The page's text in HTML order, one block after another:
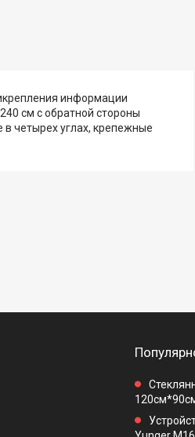
информации
см с обратной стороны
четырех углах, крепежные